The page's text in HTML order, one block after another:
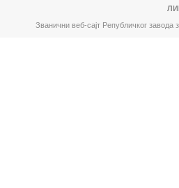
Званични веб-сајт Републичког